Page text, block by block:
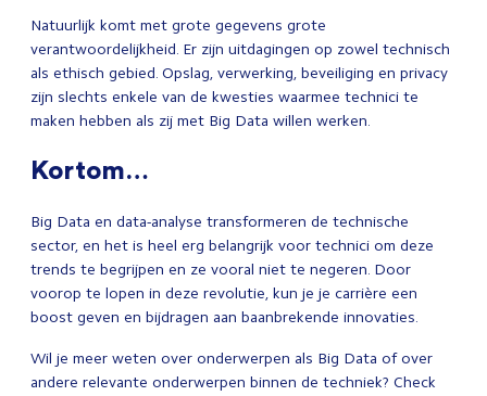
Natuurlijk komt met grote gegevens grote
verantwoordelijkheid. Er zijn uitdagingen op zowel technisch
als ethisch gebied. Opslag, verwerking, beveiliging en privacy
zijn slechts enkele van de kwesties waarmee technici te
maken hebben als zij met Big Data willen werken.
Kortom…
Big Data en data-analyse transformeren de technische
sector, en het is heel erg belangrijk voor technici om deze
trends te begrijpen en ze vooral niet te negeren. Door
voorop te lopen in deze revolutie, kun je je carrière een
boost geven en bijdragen aan baanbrekende innovaties.
Wil je meer weten over onderwerpen als Big Data of over
andere relevante onderwerpen binnen de techniek? Check